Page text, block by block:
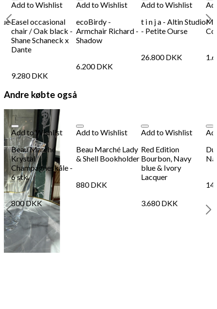
Plakat - Papillons
198DKK Tilføj til kurv
Add to Wishlist
Easel occasional
chair / Oak black -
Shane Schaneck x
Dante
9.280DKK
Add to Wishlist
ecoBirdy -
Armchair Richard -
Shadow
6.200DKK
Add to Wishlist
t i n j a - Altin Studio
- Petite Ourse
26.800DKK
Andre købte også
Add to Wishlist
Beau Marché
Krystal
Champagneskåle -
6 stk.
800DKK
Add to Wishlist
Beau Marché Lady
& Shell Bookholder
880DKK
Add to Wishlist
Red Edition
Bourbon, Navy
blue & Ivory
Lacquer
3.680DKK